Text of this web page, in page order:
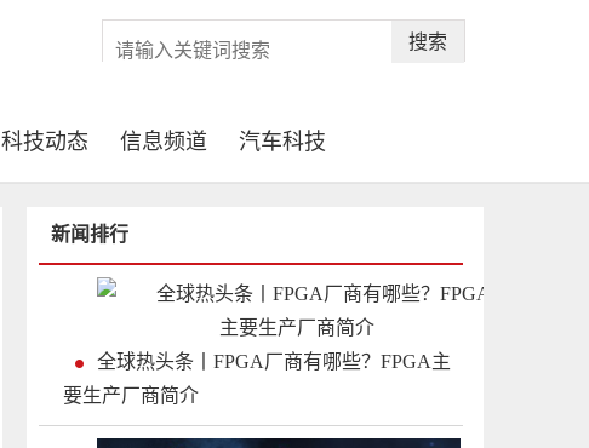
搜索
科技动态 信息频道 汽车科技
新闻排行
全球热头条丨FPGA厂商有哪些？FPGA主
要生产厂商简介